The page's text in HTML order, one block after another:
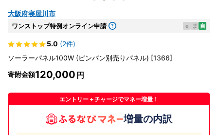
大阪府寝屋川市
ワンストップ特例オンライン申請 e ま 自
5.0 (2件)
ソーラーパネル100W (ピンバン別売りパネル) [1366]
寄附金額120,000
エントリー＋チャージでマネー増量！
増量の内訳